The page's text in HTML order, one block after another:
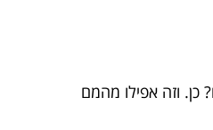
כן. וזה אפילו מהמם